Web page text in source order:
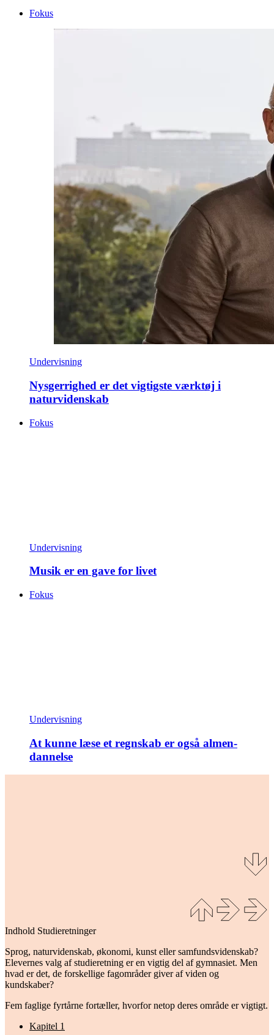
Fokus
Undervisning
­Nysgerrighed er det vigtigste værktøj i
naturvidenskab
Fokus
Undervisning
Musik er en gave for livet
Fokus
Undervisning
At kunne læse et regnskab er også almen­
dannelse
Indhold Studieretninger
Sprog, naturvidenskab, økonomi, kunst eller samfundsvidenskab?
Elevernes valg af studieretning er en vigtig del af gymnasiet. Men
hvad er det, de forskellige fagområder giver af viden og
kundskaber?
Fem faglige fyrtårne fortæller, hvorfor netop deres område er vigtigt.
Kapitel 1